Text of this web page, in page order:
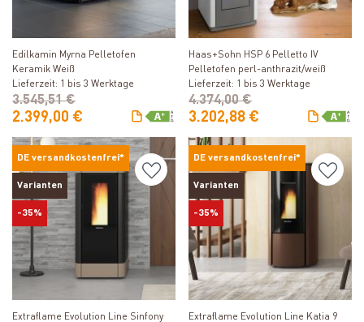
Edilkamin Myrna Pelletofen
Keramik Weiß
Lieferzeit: 1 bis 3 Werktage
2.399,00 €
3.545,51 €
Produkt ansehen
Haas+Sohn HSP 6 Pelletto IV
Pelletofen perl-anthrazit/weiß
Lieferzeit: 1 bis 3 Werktage
3.202,88 €
4.374,00 €
DE versandkostenfrei*
Varianten
-35%
Extraflame Evolution Line Sinfony
DE versandkostenfrei*
Varianten
-35%
Produkt ansehen
Extraflame Evolution Line Katia 9